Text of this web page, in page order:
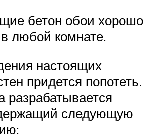
бетон обои хорошо
любой комнате.
настоящих
придется попотеть.
разрабатывается
следующую